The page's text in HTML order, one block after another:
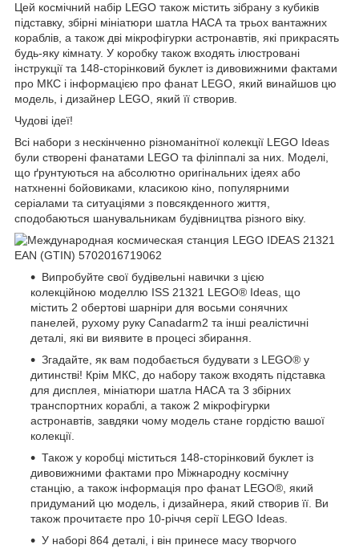
Цей космічний набір LEGO також містить зібрану з кубиків
підставку, збірні мініатюри шатла НАСА та трьох вантажних
кораблів, а також дві мікрофігурки астронавтів, які прикрасять
будь-яку кімнату. У коробку також входять ілюстровані
інструкції та 148-сторінковий буклет із дивовижними фактами
про МКС і інформацією про фанат LEGO, який винайшов цю
модель, і дизайнер LEGO, який її створив.
Чудові ідеї!
Всі набори з нескінченно різноманітної колекції LEGO Ideas
були створені фанатами LEGO та філіппалі за них. Моделі,
що ґрунтуються на абсолютно оригінальних ідеях або
натхненні бойовиками, класикою кіно, популярними
серіалами та ситуаціями з повсякденного життя,
сподобаються шанувальникам будівництва різного віку.
Випробуйте свої будівельні навички з цією
колекційною моделлю ISS 21321 LEGO® Ideas, що
містить 2 обертові шарніри для восьми сонячних
панелей, рухому руку Canadarm2 та інші реалістичні
деталі, які ви виявите в процесі збирання.
Згадайте, як вам подобається будувати з LEGO® у
дитинстві! Крім МКС, до набору також входять підставка
для дисплея, мініатюри шатла НАСА та 3 збірних
транспортних кораблі, а також 2 мікрофігурки
астронавтів, завдяки чому модель стане гордістю вашої
колекції.
Також у коробці міститься 148-сторінковий буклет із
дивовижними фактами про Міжнародну космічну
станцію, а також інформація про фанат LEGO®, який
придуманий цю модель, і дизайнера, який створив її. Ви
також прочитаєте про 10-річчя серії LEGO Ideas.
У наборі 864 деталі, і він принесе масу творчого